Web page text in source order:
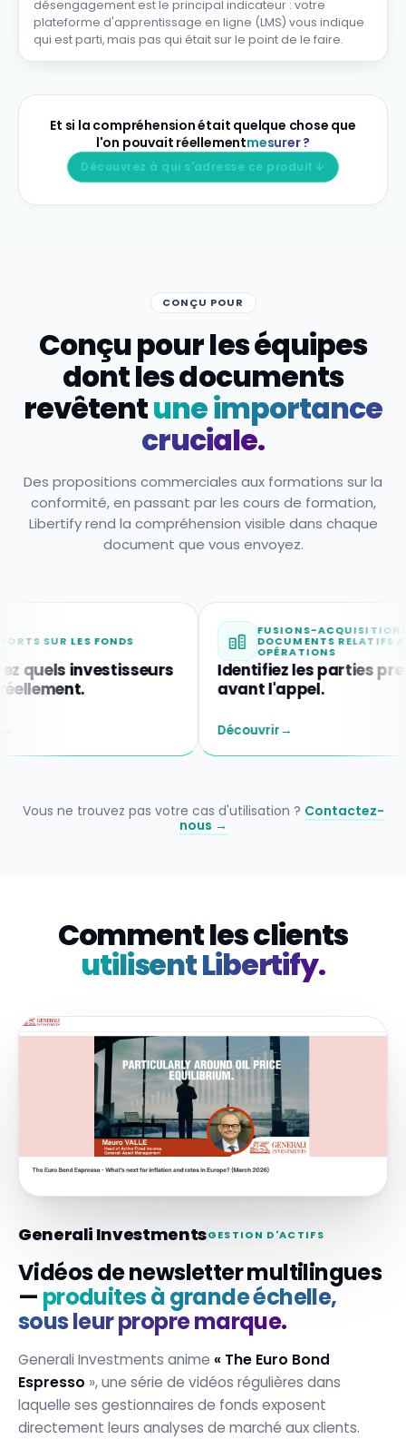
désengagement est le principal indicateur : votre
plateforme d'apprentissage en ligne (LMS) vous indique
qui est parti, mais pas qui était sur le point de le faire.
Et si la compréhension était quelque chose que
l'on pouvait réellementmesurer ?
Découvrez à qui s'adresse ce produit
CONÇU POUR
Conçu pour les équipes
dont les documents
revêtentune importance
cruciale.
Des propositions commerciales aux formations sur la
conformité, en passant par les cours de formation,
Libertify rend la compréhension visible dans chaque
document que vous envoyez.
FONDS
FUSIONS-ACQUISITIONS ET
DOCUMENTS RELATIFS AUX
OPÉRATIONS
Identifiez les parties prenantes
avant l'appel.
→
Vous ne trouvez pas votre cas d'utilisation ? Contactez-
nous →
Comment les clients
utilisent Libertify.
Generali InvestmentsGESTION D'ACTIFS
Vidéos de newsletter multilingues
— produites à grande échelle,
sous leur propre marque.
Generali Investments anime « The Euro Bond
Espresso », une série de vidéos régulières dans
laquelle ses gestionnaires de fonds exposent
directement leurs analyses de marché aux clients.